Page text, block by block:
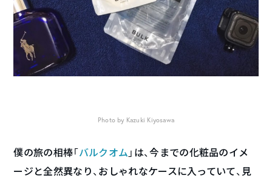
Photo by Kazuki Kiyosawa
僕の旅の相棒「バルクオム 」は、今までの化粧品のイメ
ージと全然異なり、おしゃれなケースに入っていて、見